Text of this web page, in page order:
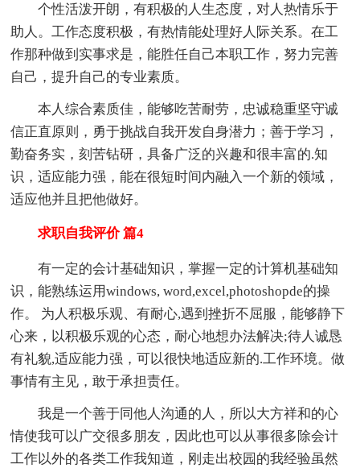
个性活泼开朗，有积极的人生态度，对人热情乐于
助人。工作态度积极，有热情能处理好人际关系。在工
作那种做到实事求是，能胜任自己本职工作，努力完善
自己，提升自己的专业素质。
本人综合素质佳，能够吃苦耐劳，忠诚稳重坚守诚
信正直原则，勇于挑战自我开发自身潜力；善于学习，
勤奋务实，刻苦钻研，具备广泛的兴趣和很丰富的.知
识，适应能力强，能在很短时间内融入一个新的领域，
适应他并且把他做好。
求职自我评价 篇4
有一定的会计基础知识，掌握一定的计算机基础知
识，能熟练运用windows, word,excel,photoshopde的操
作。 为人积极乐观、有耐心,遇到挫折不屈服，能够静下
心来，以积极乐观的心态，耐心地想办法解决;待人诚恳
有礼貌,适应能力强，可以很快地适应新的.工作环境。做
事情有主见，敢于承担责任。
我是一个善于同他人沟通的人，所以大方祥和的心
情使我可以广交很多朋友，因此也可以从事很多除会计
工作以外的各类工作我知道，刚走出校园的我经验虽然